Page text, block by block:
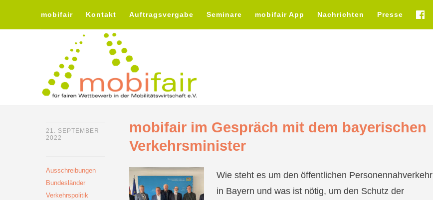
mobifair Kontakt Auftragsvergabe Seminare mobifair App Nachrichten Presse fb
21. SEPTEMBER
2022
Ausschreibungen
Bundesländer
Verkehrspolitik
mobifair im Gespräch mit dem bayerischen
Verkehrsminister
Wie steht es um den öffentlichen Personennahverkehr
in Bayern und was ist nötig, um den Schutz der